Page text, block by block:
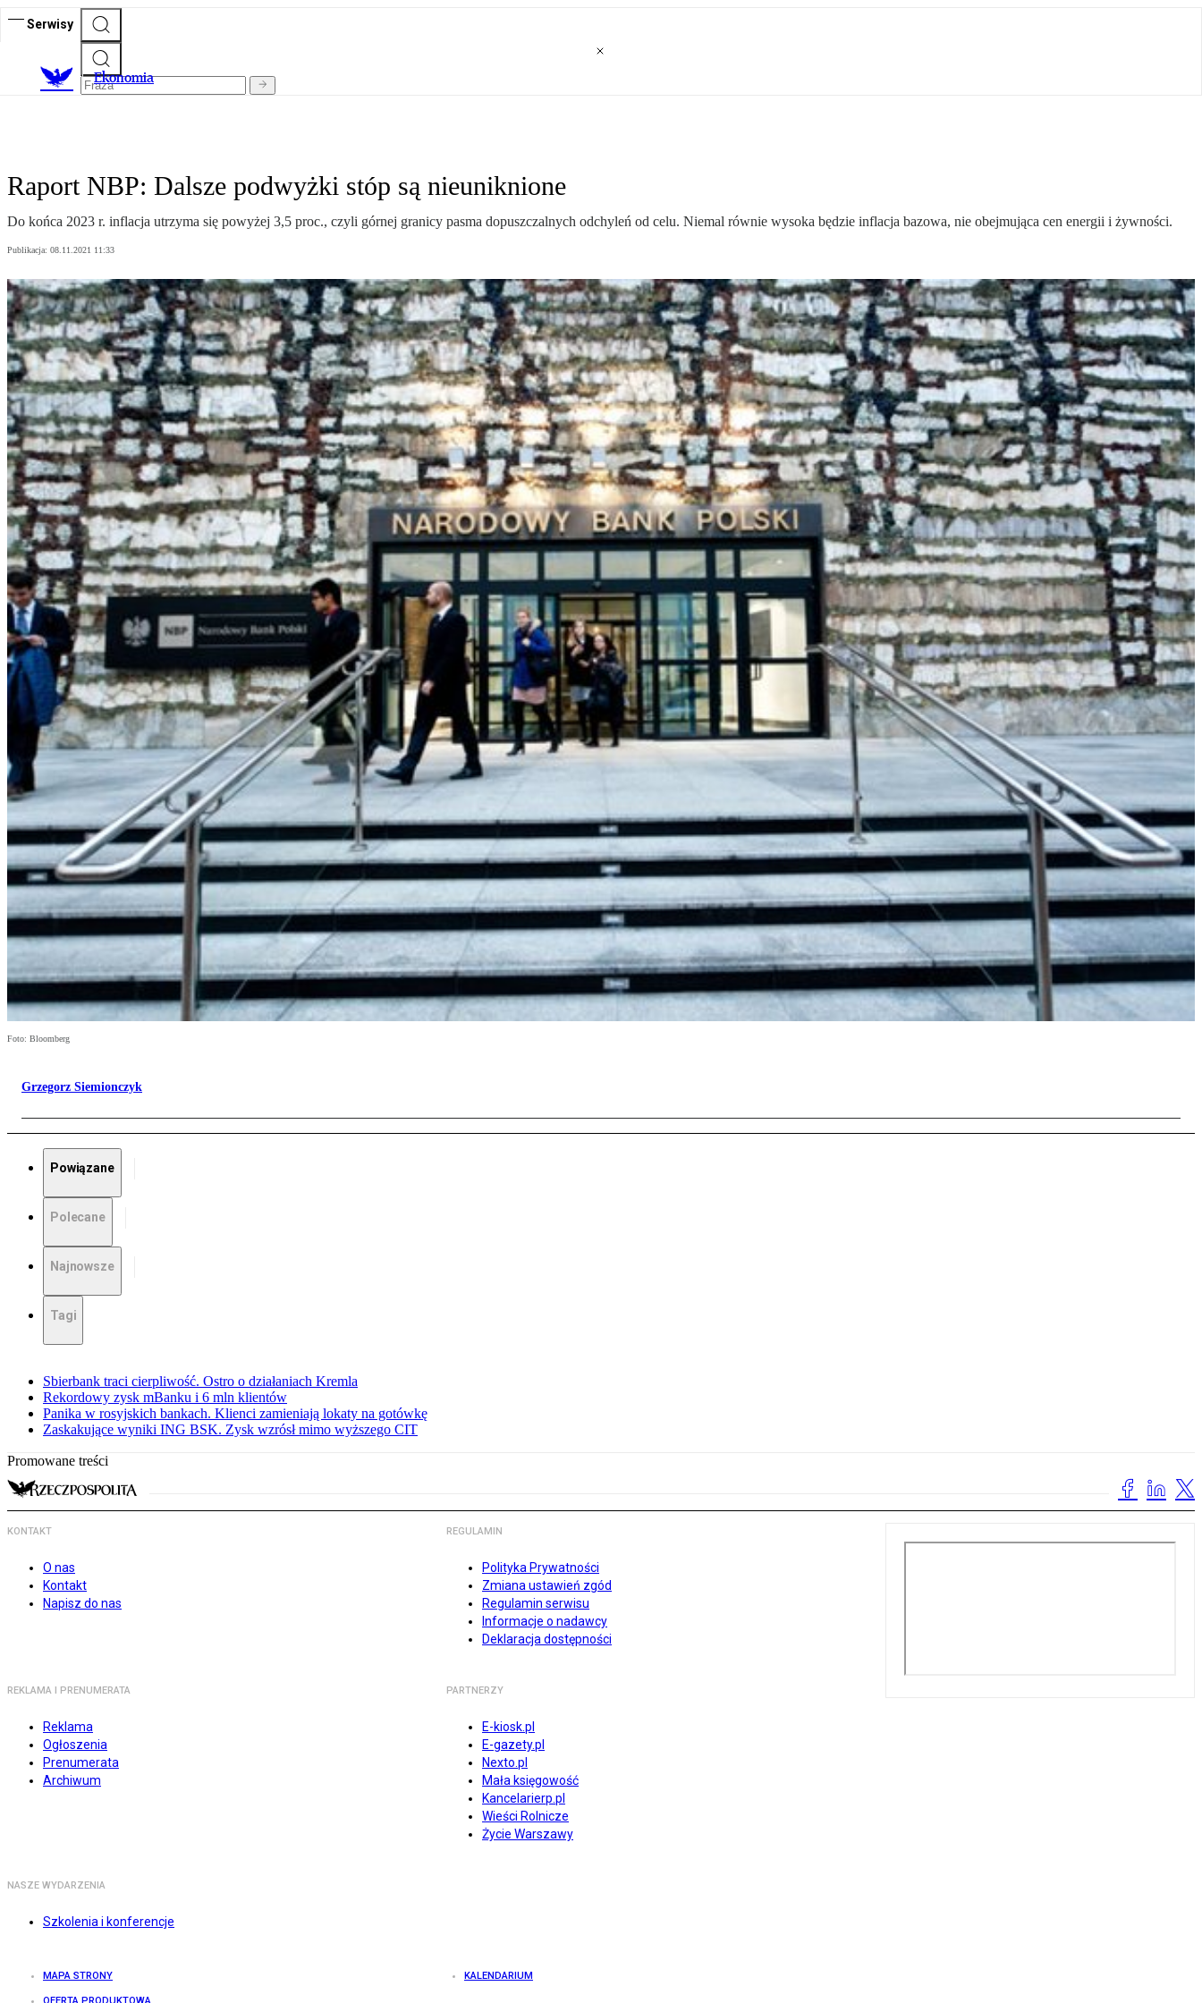
Serwisy
Ekonomia
Raport NBP: Dalsze podwyżki stóp są nieuniknione
Do końca 2023 r. inflacja utrzyma się powyżej 3,5 proc., czyli górnej granicy pasma dopuszczalnych odchyleń od celu. Niemal równie wysoka będzie inflacja bazowa, nie obejmująca cen energii i żywności.
Publikacja: 08.11.2021 11:33
Foto: Bloomberg
Grzegorz Siemionczyk
Powiązane
Polecane
Najnowsze
Tagi
Sbierbank traci cierpliwość. Ostro o działaniach Kremla
Rekordowy zysk mBanku i 6 mln klientów
Panika w rosyjskich bankach. Klienci zamieniają lokaty na gotówkę
Zaskakujące wyniki ING BSK. Zysk wzrósł mimo wyższego CIT
Promowane treści
KONTAKT
O nas
Kontakt
Napisz do nas
REGULAMIN
Polityka Prywatności
Zmiana ustawień zgód
Regulamin serwisu
Informacje o nadawcy
Deklaracja dostępności
REKLAMA I PRENUMERATA
Reklama
Ogłoszenia
Prenumerata
Archiwum
PARTNERZY
E-kiosk.pl
E-gazety.pl
Nexto.pl
Mała księgowość
Kancelarierp.pl
Wieści Rolnicze
Życie Warszawy
NASZE WYDARZENIA
Szkolenia i konferencje
MAPA STRONY KALENDARIUM